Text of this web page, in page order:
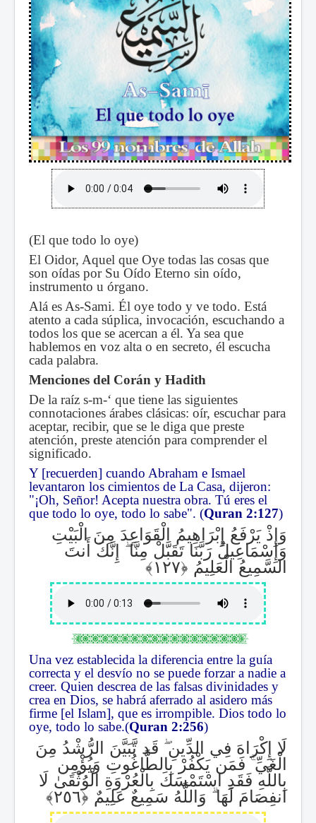
(El que todo lo oye)
El Oidor, Aquel que Oye todas las cosas que
son oídas por Su Oído Eterno sin oído,
instrumento u órgano.
Alá es As-Sami. Él oye todo y ve todo. Está
atento a cada súplica, invocación, escuchando a
todos los que se acercan a él. Ya sea que
hablemos en voz alta o en secreto, él escucha
cada palabra.
Menciones del Corán y Hadith
De la raíz s-m-‘ que tiene las siguientes
connotaciones árabes clásicas: oír, escuchar para
aceptar, recibir, que se le diga que preste
atención, preste atención para comprender el
significado.
Y [recuerden] cuando Abraham e Ismael
levantaron los cimientos de La Casa, dijeron:
"¡Oh, Señor! Acepta nuestra obra. Tú eres el
que todo lo oye, todo lo sabe". (Quran 2:127)
وَإِذْ يَرْفَعُ إِبْرَاهِيمُ الْقَوَاعِدَ مِنَ الْبَيْتِ
وَإِسْمَاعِيلُ رَبَّنَا تَقَبَّلْ مِنَّاۖإِنَّكَ أَنتَ
السَّمِيعُ الْعَلِيمُ
Una vez establecida la diferencia entre la guía
correcta y el desvío no se puede forzar a nadie a
creer. Quien descrea de las falsas divinidades y
crea en Dios, se habrá aferrado al asidero más
firme [el Islam], que es irrompible. Dios todo lo
oye, todo lo sabe.(Quran 2:256)
لَا إِكْرَاهَ فِي الدِّينِۖ قَد تَّبَيَّنَ الرُّشْدُ مِنَ
الْغَيِّۚفَمَن يَكْفُرْ بِالطَّاغُوتِ وَيُؤْمِن
بِاللَّهِ فَقَدِ اسْتَمْسَكَ بِالْعُرْوَةِ الْوُثْقَىٰ لَا
انفِصَامَ لَهَاۗوَاللَّهُ سَمِيعٌ عَلِيمٌ